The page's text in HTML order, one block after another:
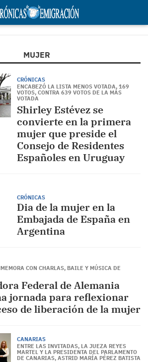
MUJER
CRÓNICAS
ENCABEZÓ LA LISTA MENOS VOTADA, 169
VOTOS, CONTRA 639 VOTOS DE LA MÁS
VOTADA
Shirley Estévez se
convierte en la primera
mujer que preside el
Consejo de Residentes
Españoles en Uruguay
CRÓNICAS
Dia de la mujer en la
Embajada de España en
Argentina
CON CHARLAS, BAILE Y MÚSICA DE
Federal de Alemania
jornada para reflexionar
de liberación de la mujer
CANARIAS
ENTRE LAS INVITADAS, LA JUEZA REYES
MARTEL Y LA PRESIDENTA DEL PARLAMENTO
DE CANARIAS, ASTRID MARÍA PÉREZ BATISTA